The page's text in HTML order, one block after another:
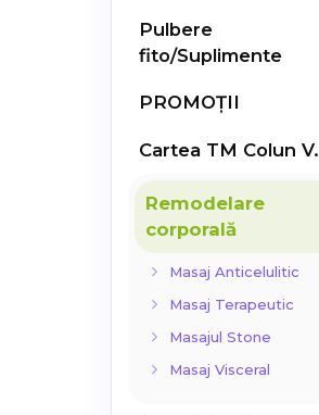
Pulbere
fito/Suplimente
PROMOȚII
Cartea TM Colun V.
Remodelare
corporală
Masaj Anticelulitic
Masaj Terapeutic
Masajul Stone
Masaj Visceral